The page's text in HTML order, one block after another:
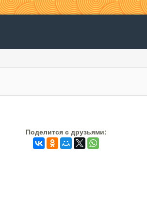
Поделится c друзьями: